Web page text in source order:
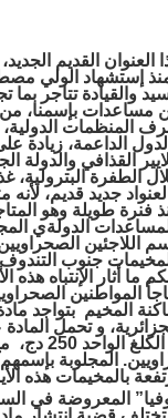
العنوان القديم الجديد،
إستشهاد الولي
والقيادة تتاجر بما
مساعدات بإسمنا، من
المنظمات الدولية،
الداعمة، زيادة
القذافي والدولة
الطفرة البترولية،
جديد قديم، لأنه
فنرة طويلة وهو
الدولةي
اللاجئين
جنوب
ما أثار الإنتباه هذه
المواطنين
المخيم بتواجد
و تحمل
“لا بينيا” و منتجة بجزر الكناري الاسبانية، حيث بلغ سعر
. المجلوبة
بالمخيمات هذه
المعروضة في